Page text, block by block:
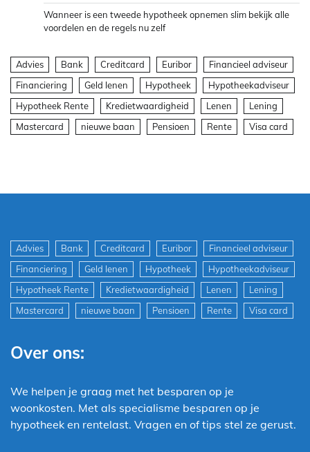
Wanneer is een tweede hypotheek opnemen slim bekijk alle
voordelen en de regels nu zelf
Advies Bank Creditcard Euribor
Financieel adviseur
Financiering
Geld lenen Hypotheek
Hypotheekadviseur
Hypotheek Rente
Kredietwaardigheid Lenen
Lening
Mastercard
nieuwe baan Pensioen Rente Visa card
Advies Bank Creditcard Euribor
Financieel adviseur
Financiering
Geld lenen Hypotheek
Hypotheekadviseur
Hypotheek Rente
Kredietwaardigheid Lenen
Lening
Mastercard
nieuwe baan Pensioen Rente Visa card
Over ons:
We helpen je graag met het besparen op je
woonkosten. Met als specialisme besparen op je
hypotheek en rentelast. Vragen en of tips stel ze gerust.